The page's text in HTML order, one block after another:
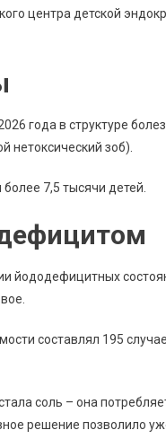
центра детской
года в структуре
нетоксический зоб).
7,5 тысячи детей.
йододефицитных
составлял 195
соль – она
решение позволило